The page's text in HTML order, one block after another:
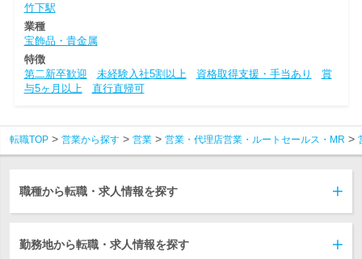
竹下駅
業種
宝飾品・貴金属
特徴
第二新卒歓迎
未経験入社5割以上 資格取得支援・手当あり
賞
与5ヶ月以上
直行直帰可
転職TOP 営業から探す 営業 営業・代理店営業・ルートセールス・MR
職種から転職・求人情報を探す
勤務地から転職・求人情報を探す